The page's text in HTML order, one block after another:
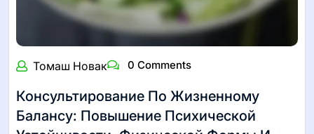
Томаш Новак 0 Comments
Консультирование По Жизненному
Балансу: Повышение Психической